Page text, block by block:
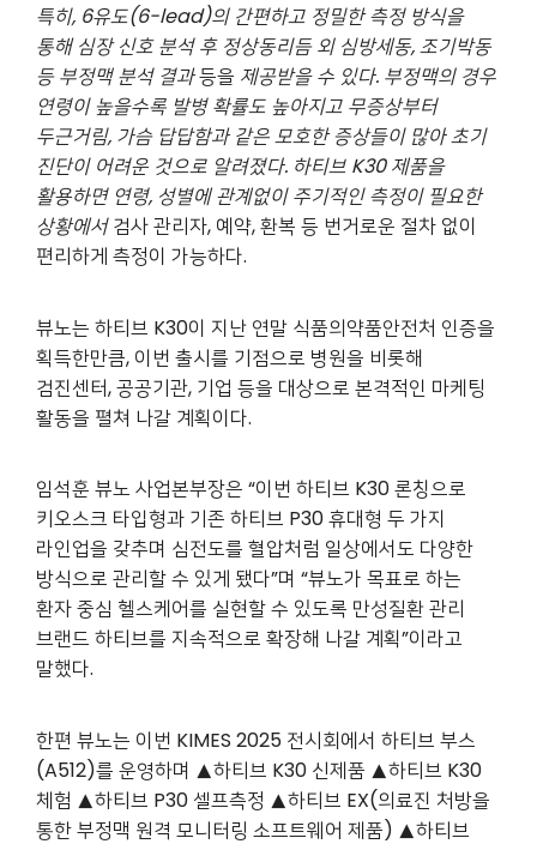
특히, 6유도(6-lead)의 간편하고 정밀한 측정 방식을
통해 심장 신호 분석 후 정상동리듬 외 심방세동,조기박동
등 부정맥 분석 결과등을 제공받을 수 있다. 부정맥의 경우
연령이 높을수록 발병 확률도 높아지고 무증상부터
두근거림, 가슴 답답함과 같은 모호한 증상들이 많아 초기
진단이 어려운 것으로 알려졌다. 하티브 K30제품을
활용하면 연령, 성별에 관계없이 주기적인 측정이 필요한
상황에서 검사 관리자, 예약, 환복 등 번거로운 절차 없이
편리하게 측정이 가능하다.
뷰노는 하티브 K30이 지난 연말 식품의약품안전처 인증을
획득한만큼, 이번 출시를 기점으로 병원을 비롯해
검진센터, 공공기관, 기업 등을 대상으로 본격적인 마케팅
활동을 펼쳐 나갈 계획이다.
임석훈 뷰노 사업본부장은 “이번 하티브 K30 론칭으로
키오스크 타입형과 기존 하티브 P30 휴대형 두 가지
라인업을 갖추며 심전도를 혈압처럼 일상에서도 다양한
방식으로 관리할 수 있게 됐다”며 “뷰노가 목표로 하는
환자 중심 헬스케어를 실현할 수 있도록 만성질환 관리
브랜드 하티브를 지속적으로 확장해 나갈 계획”이라고
말했다.
한편 뷰노는 이번 KIMES 2025 전시회에서 하티브 부스
(A512)를 운영하며 ▲하티브 K30 신제품 ▲하티브 K30
체험 ▲하티브 P30 셀프측정 ▲하티브 EX(의료진 처방을
통한 부정맥 원격 모니터링 소프트웨어 제품) ▲하티브